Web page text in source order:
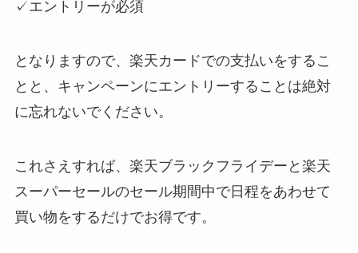
✓エントリーが必須
となりますので、楽天カードでの支払いをするこ
とと、キャンペーンにエントリーすることは絶対
に忘れないでください。
これさえすれば、楽天ブラックフライデーと楽天
スーパーセールのセール期間中で日程をあわせて
買い物をするだけでお得です。